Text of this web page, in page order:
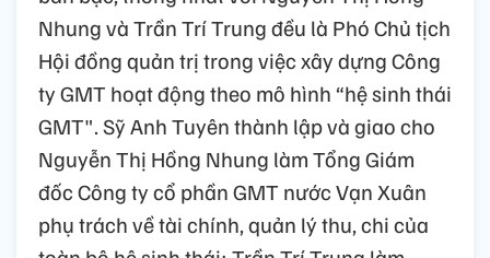
Nhung và Trần Trí Trung đều là Phó Chủ tịch
Hội đồng quản trị trong việc xây dựng Công
ty GMT hoạt động theo mô hình “hệ sinh thái
GMT". Sỹ Anh Tuyên thành lập và giao cho
Nguyễn Thị Hồng Nhung làm Tổng Giám
đốc Công ty cổ phần GMT nước Vạn Xuân
phụ trách về tài chính, quản lý thu, chi của